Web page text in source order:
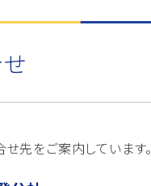
先をご案内しています。